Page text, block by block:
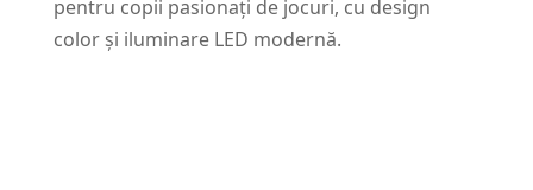
pentru copii pasionați de jocuri, cu design
color și iluminare LED modernă.